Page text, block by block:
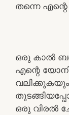
തന്നെ
ഒരു കാൽ
എന്റെ
വലിക്കുകയും
ഒരു വിരൽ